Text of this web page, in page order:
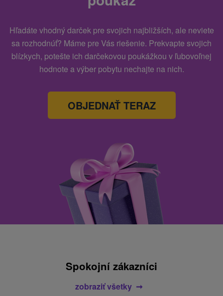
Hľadáte vhodný darček pre svojich najbližších, ale neviete
sa rozhodnúť? Máme pre Vás riešenie. Prekvapte svojich
blízkych, potešte ich darčekovou poukážkou v ľubovoľnej
hodnote a výber pobytu nechajte na nich.
OBJEDNAŤ TERAZ
Spokojní zákazníci
zobraziť všetky